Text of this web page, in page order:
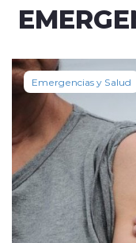
Emergencias y Salud